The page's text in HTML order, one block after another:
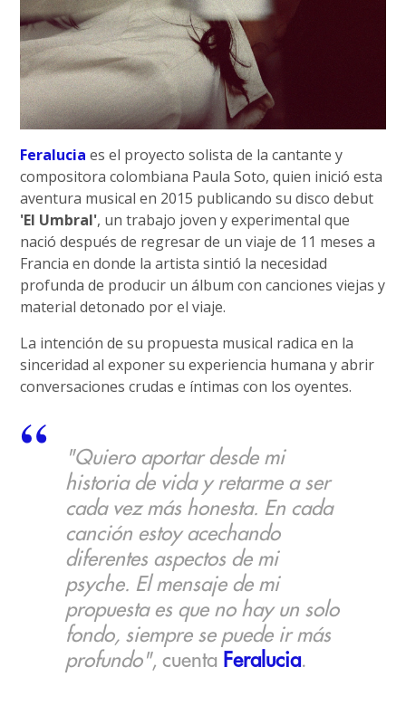
Feralucia es el proyecto solista de la cantante y
compositora colombiana Paula Soto, quien inició esta
aventura musical en 2015 publicando su disco debut
'El Umbral', un trabajo joven y experimental que
nació después de regresar de un viaje de 11 meses a
Francia en donde la artista sintió la necesidad
profunda de producir un álbum con canciones viejas y
material detonado por el viaje.
La intención de su propuesta musical radica en la
sinceridad al exponer su experiencia humana y abrir
conversaciones crudas e íntimas con los oyentes.
"Quiero aportar desde mi
historia de vida y retarme a ser
cada vez más honesta. En cada
canción estoy acechando
diferentes aspectos de mi
psyche. El mensaje de mi
propuesta es que no hay un solo
fondo, siempre se puede ir más
profundo", cuenta Feralucia.